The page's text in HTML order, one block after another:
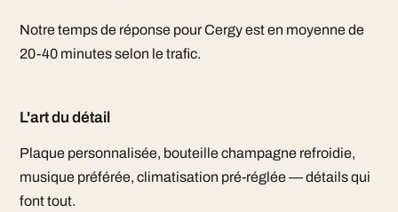
Notre temps de réponse pour Cergy est en moyenne de
20-40 minutes selon le trafic.
L'art du détail
Plaque personnalisée, bouteille champagne refroidie,
musique préférée, climatisation pré-réglée — détails qui
font tout.